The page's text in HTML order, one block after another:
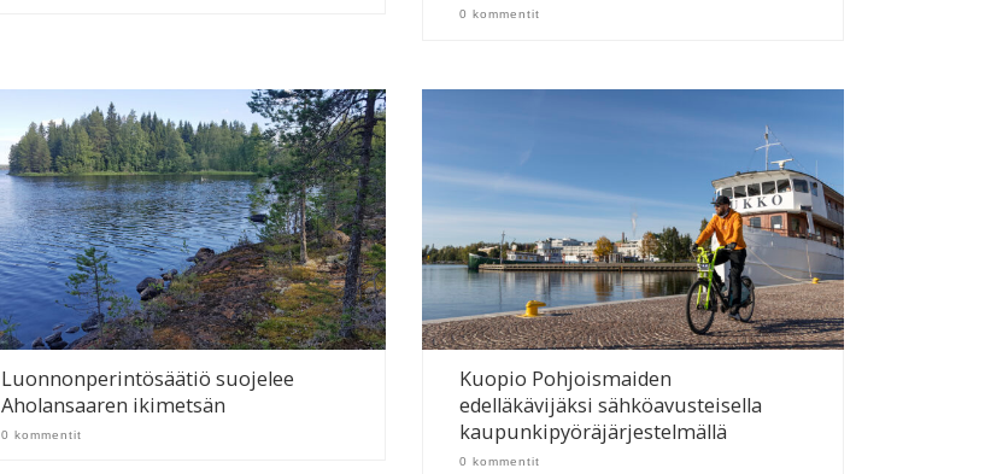
0 kommentit
Luonnonperintösäätiö suojelee
Aholansaaren ikimetsän
0 kommentit
Kuopio Pohjoismaiden
edelläkävijäksi sähköavusteisella
kaupunkipyöräjärjestelmällä
0 kommentit